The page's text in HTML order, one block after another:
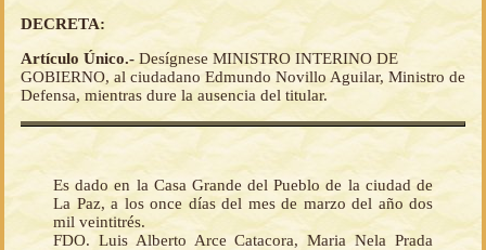
DECRETA:
Artículo Único.- Desígnese MINISTRO INTERINO DE
GOBIERNO, al ciudadano Edmundo Novillo Aguilar, Ministro de
Defensa, mientras dure la ausencia del titular.
Es dado en la Casa Grande del Pueblo de la ciudad de
La Paz, a los once días del mes de marzo del año dos
mil veintitrés.
FDO. Luis Alberto Arce Catacora, Maria Nela Prada